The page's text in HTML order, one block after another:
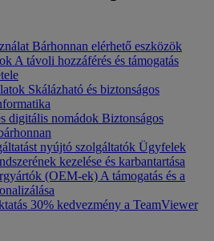
Bárhonnan elérhető eszközök
A távoli hozzáférés és támogatás
Skálázható és biztonságos
digitális nomádok Biztonságos
nyújtó szolgáltatók Ügyfelek
kezelése és karbantartása
(OEM-ek) A támogatás és a
30% kedvezmény a TeamViewer